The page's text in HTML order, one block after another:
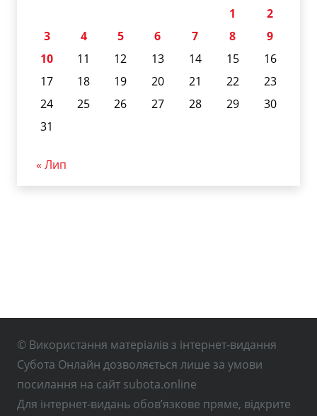
1
2
3
4 5 6 7 8
9
10
11 12 13 14 15
16
17
18 19 20 21 22
23
24
25 26 27 28 29
30
31
« Лип
© Використання матеріалів з інтернет-видання
Субота Онлайн дозволяється лише за умови
посилання на сайт subota.online
Для інтернет-видань обов’язкове пряме, відкрите